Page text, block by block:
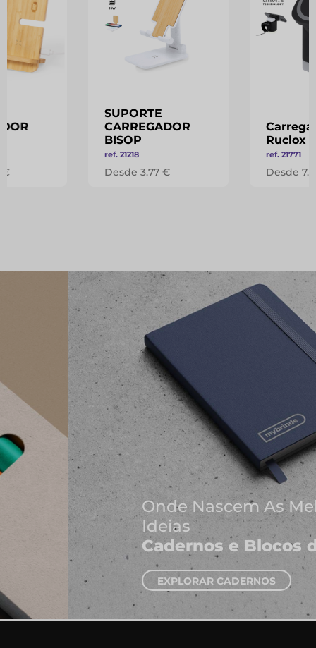
€
SUPORTE
CARREGADOR
BISOP
ref. 21218
Desde 3.77 €
Ruclox
ref. 21771
Desde
Onde Nascem As Melhores
Ideias
Cadernos e Blocos de Notas
EXPLORAR CADERNOS